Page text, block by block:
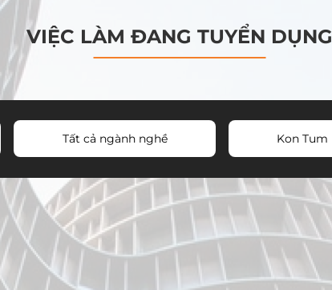
VIỆC LÀM ĐANG TUYỂN DỤNG
Tất cả ngành nghề Kon Tum